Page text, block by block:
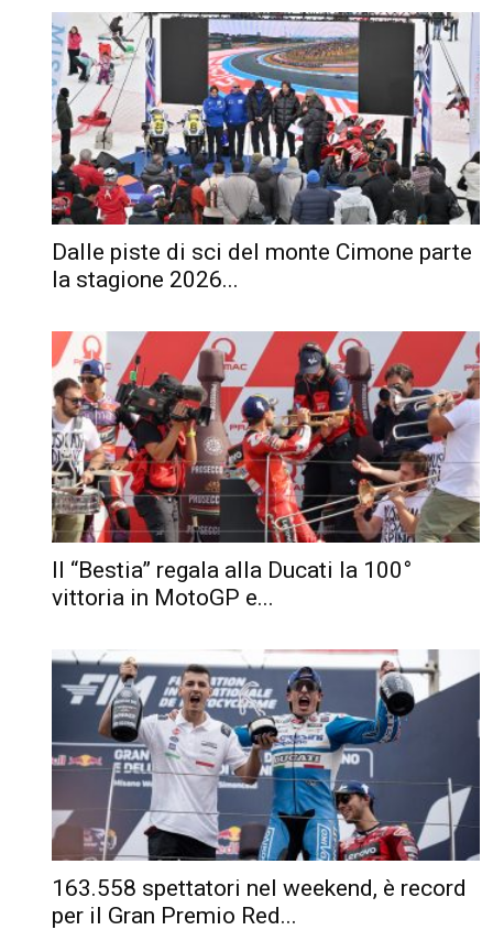
Dalle piste di sci del monte Cimone parte
la stagione 2026...
Il “Bestia” regala alla Ducati la 100°
vittoria in MotoGP e...
163.558 spettatori nel weekend, è record
per il Gran Premio Red...